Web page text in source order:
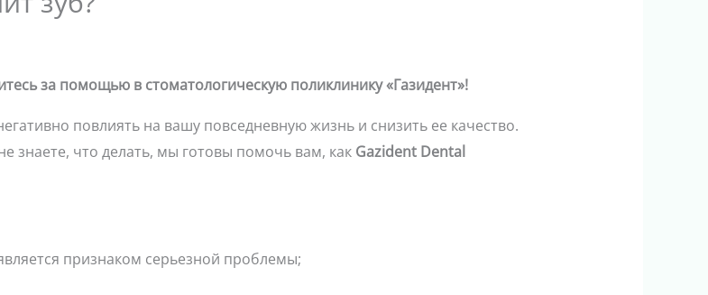
за помощью в стоматологическую поликлинику «Газидент»!
повлиять на вашу повседневную жизнь и снизить ее качество.
знаете, что делать, мы готовы помочь вам, как Gazident Dental
признаком серьезной проблемы;